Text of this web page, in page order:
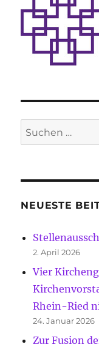
Suche
nach:
NEUESTE
2. April 2026
Vier
Rhein-Ried
24. Januar 2026
Zur Fusion